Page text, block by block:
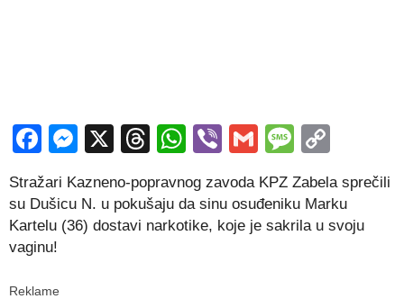
Facebook
Messenger
X Threads
WhatsApp
ViberGmail
Link
Stražari Kazneno-popravnog zavoda KPZ Zabela sprečili
su Dušicu N. u pokušaju da sinu osuđeniku Marku
Kartelu (36) dostavi narkotike, koje je sakrila u svoju
vaginu!
Reklame